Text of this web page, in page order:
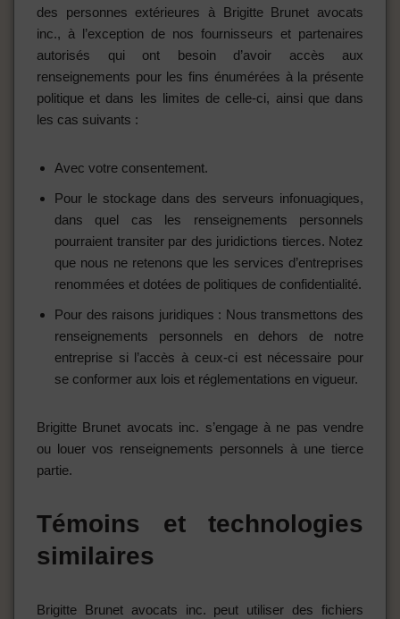
des personnes extérieures à Brigitte Brunet avocats
inc., à l’exception de nos fournisseurs et partenaires
autorisés qui ont besoin d’avoir accès aux
renseignements pour les fins énumérées à la présente
politique et dans les limites de celle-ci, ainsi que dans
les cas suivants :
Avec votre consentement.
Pour le stockage dans des serveurs infonuagiques,
dans quel cas les renseignements personnels
pourraient transiter par des juridictions tierces. Notez
que nous ne retenons que les services d’entreprises
renommées et dotées de politiques de confidentialité.
Pour des raisons juridiques : Nous transmettons des
renseignements personnels en dehors de notre
entreprise si l’accès à ceux-ci est nécessaire pour
se conformer aux lois et réglementations en vigueur.
Brigitte Brunet avocats inc. s’engage à ne pas vendre
ou louer vos renseignements personnels à une tierce
partie.
Témoins et technologies
similaires
Brigitte Brunet avocats inc. peut utiliser des fichiers